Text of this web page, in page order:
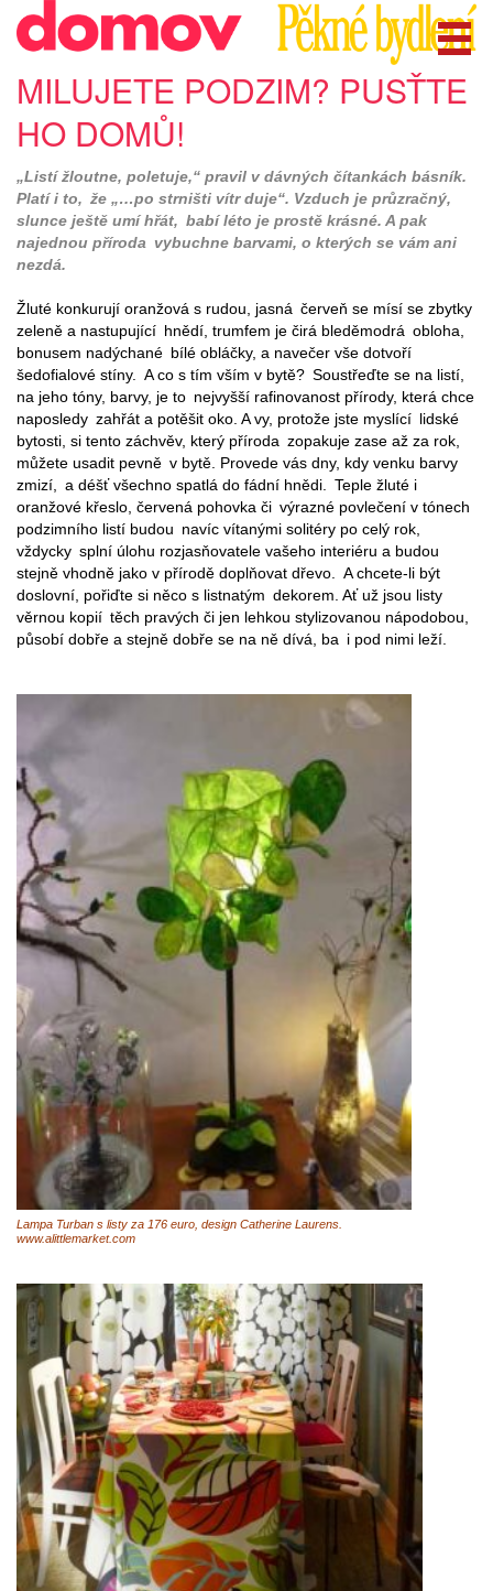
MILUJETE PODZIM? PUSŤTE
HO DOMŮ!
Lampa Turban s listy za 176 euro, design Catherine Laurens.
www.alittlemarket.com
„Listí žloutne, poletuje,“ pravil v dávných čítankách básník.
Platí i to, že „…po strništi vítr duje“. Vzduch je průzračný,
slunce ještě umí hřát, babí léto je prostě krásné. A pak
najednou příroda vybuchne barvami, o kterých se vám ani
nezdá.
Žluté konkurují oranžová s rudou, jasná červeň se mísí se zbytky
zeleně a nastupující hnědí, trumfem je čirá bleděmodrá obloha,
bonusem nadýchané bílé obláčky, a navečer vše dotvoří
šedofialové stíny. A co s tím vším v bytě? Soustřeďte se na listí,
na jeho tóny, barvy, je to nejvyšší rafinovanost přírody, která chce
naposledy zahřát a potěšit oko. A vy, protože jste myslící lidské
bytosti, si tento záchvěv, který příroda zopakuje zase až za rok,
můžete usadit pevně v bytě. Provede vás dny, kdy venku barvy
zmizí, a déšť všechno spatlá do fádní hnědi. Teple žluté i
oranžové křeslo, červená pohovka či výrazné povlečení v tónech
podzimního listí budou navíc vítanými solitéry po celý rok,
vždycky splní úlohu rozjasňovatele vašeho interiéru a budou
stejně vhodně jako v přírodě doplňovat dřevo. A chcete-li být
doslovní, pořiďte si něco s listnatým dekorem. Ať už jsou listy
věrnou kopií těch pravých či jen lehkou stylizovanou nápodobou,
působí dobře a stejně dobře se na ně dívá, ba i pod nimi leží.